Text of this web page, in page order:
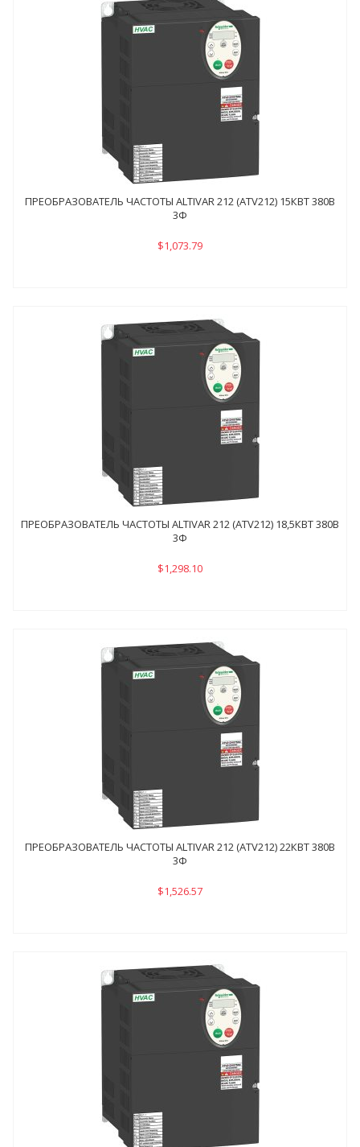
ПРЕОБРАЗОВАТЕЛЬ ЧАСТОТЫ ALTIVAR 212 (ATV212) 15КВТ 380В
3Ф
$1,073.79
ПРЕОБРАЗОВАТЕЛЬ ЧАСТОТЫ ALTIVAR 212 (ATV212) 18,5КВТ 380В
3Ф
$1,298.10
ПРЕОБРАЗОВАТЕЛЬ ЧАСТОТЫ ALTIVAR 212 (ATV212) 22КВТ 380В
3Ф
$1,526.57